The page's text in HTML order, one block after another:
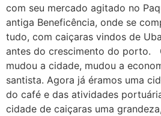
com seu mercado agitado no
antiga Beneficência, onde se
tudo, com caiçaras vindos de
antes do crescimento do porto.
mudou a cidade, mudou a
santista. Agora já éramos uma
do café e das atividades
cidade de caiçaras uma